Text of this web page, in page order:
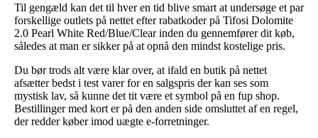
Til gengæld kan det til hver en tid blive smart at undersøge et par
forskellige outlets på nettet efter rabatkoder på Tifosi Dolomite
2.0 Pearl White Red/Blue/Clear inden du gennemfører dit køb,
således at man er sikker på at opnå den mindst kostelige pris.
Du bør trods alt være klar over, at ifald en butik på nettet
afsætter bedst i test varer for en salgspris der kan ses som
mystisk lav, så kunne det tit være et symbol på en fup shop.
Bestillinger med kort er på den anden side omsluttet af en regel,
der redder køber imod uægte e-forretninger.